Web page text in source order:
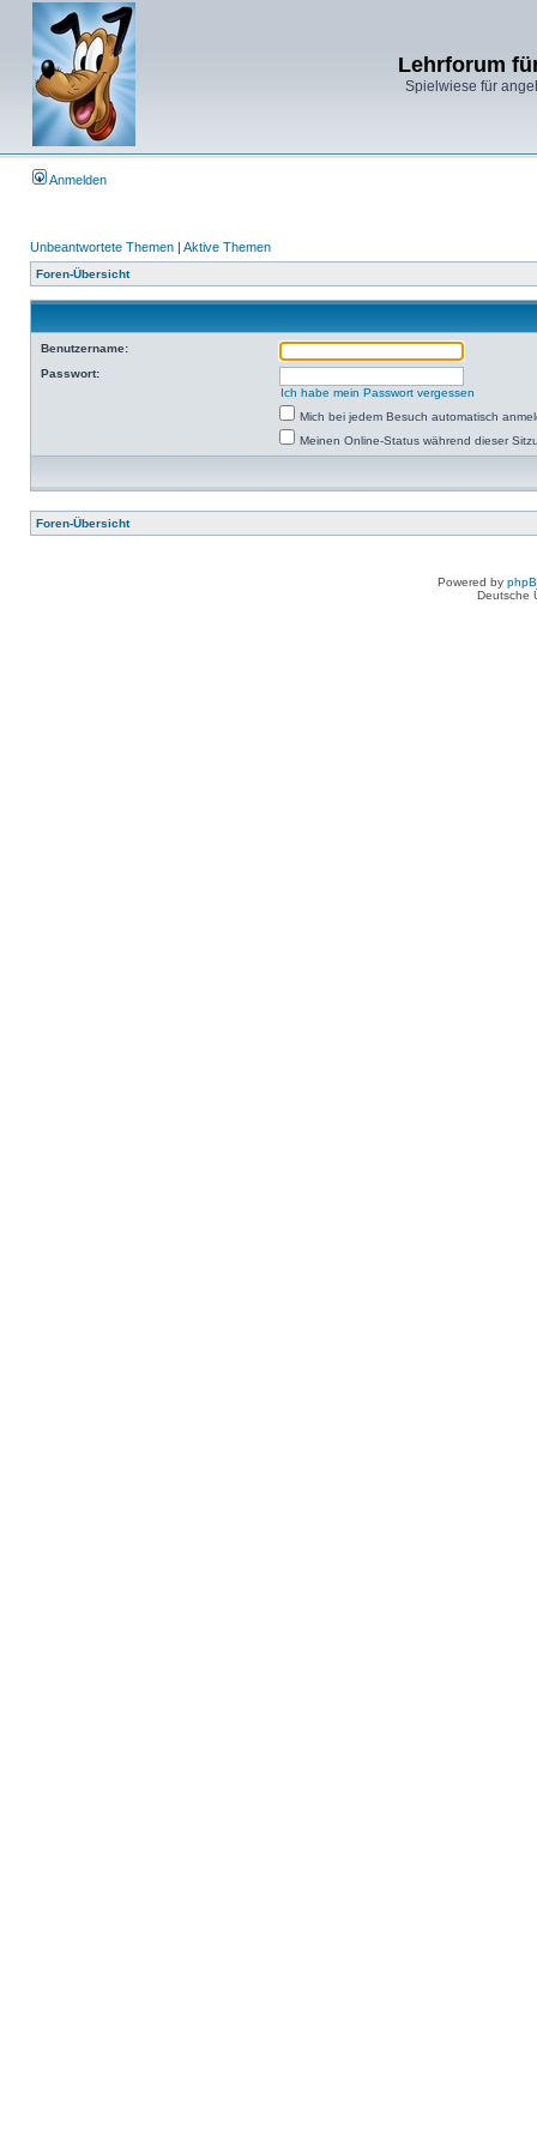
Lehrforum
Spielwiese für
Anmelden
Unbeantwortete Themen | Aktive Themen
Foren-Übersicht
Benutzername:
Passwort:
Ich habe mein Passwort vergessen
Mich bei jedem Besuch automatisch
Meinen Online-Status während dieser
Foren-Übersicht
Powered by
Deutsche